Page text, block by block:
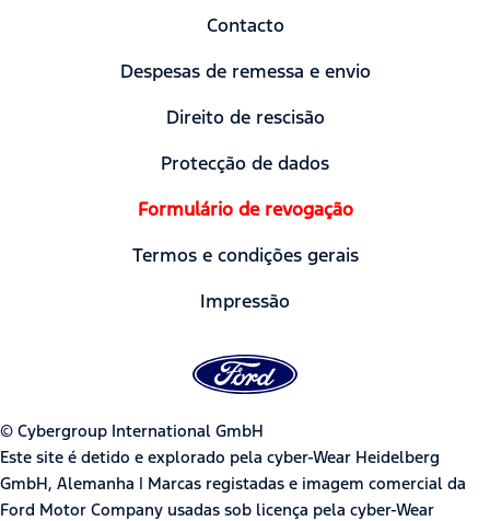
Contacto
Despesas de remessa e envio
Direito de rescisão
Protecção de dados
Formulário de revogação
Termos e condições gerais
Impressão
© Cybergroup International GmbH
Este site é detido e explorado pela cyber-Wear Heidelberg
GmbH, Alemanha | Marcas registadas e imagem comercial da
Ford Motor Company usadas sob licença pela cyber-Wear